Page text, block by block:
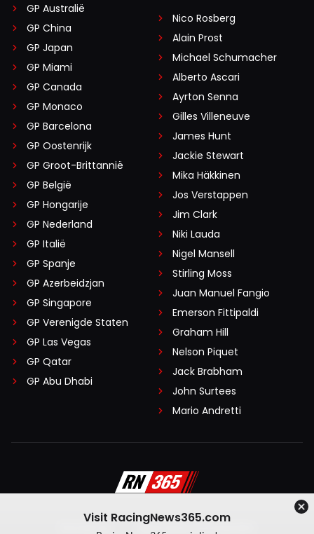
GP Australië
GP China
GP Japan
GP Miami
GP Canada
GP Monaco
GP Barcelona
GP Oostenrijk
GP Groot-Brittannië
GP België
GP Hongarije
GP Nederland
GP Italië
GP Spanje
GP Azerbeidzjan
GP Singapore
GP Verenigde Staten
GP Las Vegas
GP Qatar
GP Abu Dhabi
Nico Rosberg
Alain Prost
Michael Schumacher
Alberto Ascari
Ayrton Senna
Gilles Villeneuve
James Hunt
Jackie Stewart
Mika Häkkinen
Jos Verstappen
Jim Clark
Niki Lauda
Nigel Mansell
Stirling Moss
Juan Manuel Fangio
Emerson Fittipaldi
Graham Hill
Nelson Piquet
Jack Brabham
John Surtees
Mario Andretti
Algemene voorwaarden
Visit RacingNews365.com